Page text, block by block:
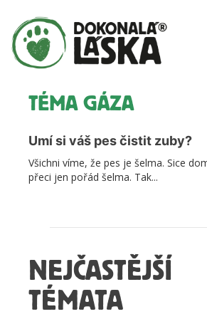
TÉMA GÁZA
Umí si váš pes čistit zuby?
Všichni víme, že pes je šelma. Sice
přeci jen pořád šelma. Tak...
NEJČASTĚJŠÍ
TÉMATA